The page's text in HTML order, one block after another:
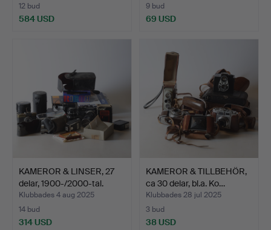
12 bud
584 USD
9 bud
69 USD
KAMEROR & LINSER, 27
delar, 1900-/2000-tal.
Klubbades 4 aug 2025
14 bud
314 USD
KAMEROR & TILLBEHÖR,
ca 30 delar, bl.a. Ko…
Klubbades 28 jul 2025
3 bud
38 USD